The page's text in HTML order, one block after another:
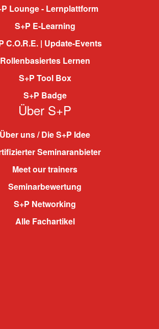
Lounge - Lernplattform
S+P E-Learning
C.O.R.E. | Update-Events
Rollenbasiertes Lernen
S+P Tool Box
S+P Badge
Über S+P
Über uns / Die S+P Idee
Seminaranbieter
Meet our trainers
Seminarbewertung
S+P Networking
Alle Fachartikel